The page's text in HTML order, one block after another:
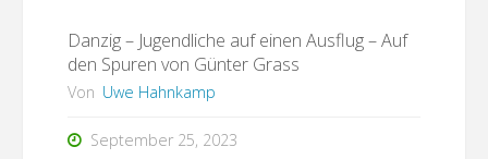
Danzig – Jugendliche auf einen Ausflug – Auf
den Spuren von Günter Grass
Von Uwe Hahnkamp
September 25, 2023